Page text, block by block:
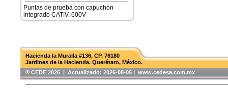
Puntas de prueba con capuchón
integrado CATIV, 600V
Hacienda la Muralla #136, CP. 76180
Jardines de la Hacienda. Querétaro, México.
®️ CEDE 2026 | Actualizado: 2026-08-06 | www.cedesa.com.mx